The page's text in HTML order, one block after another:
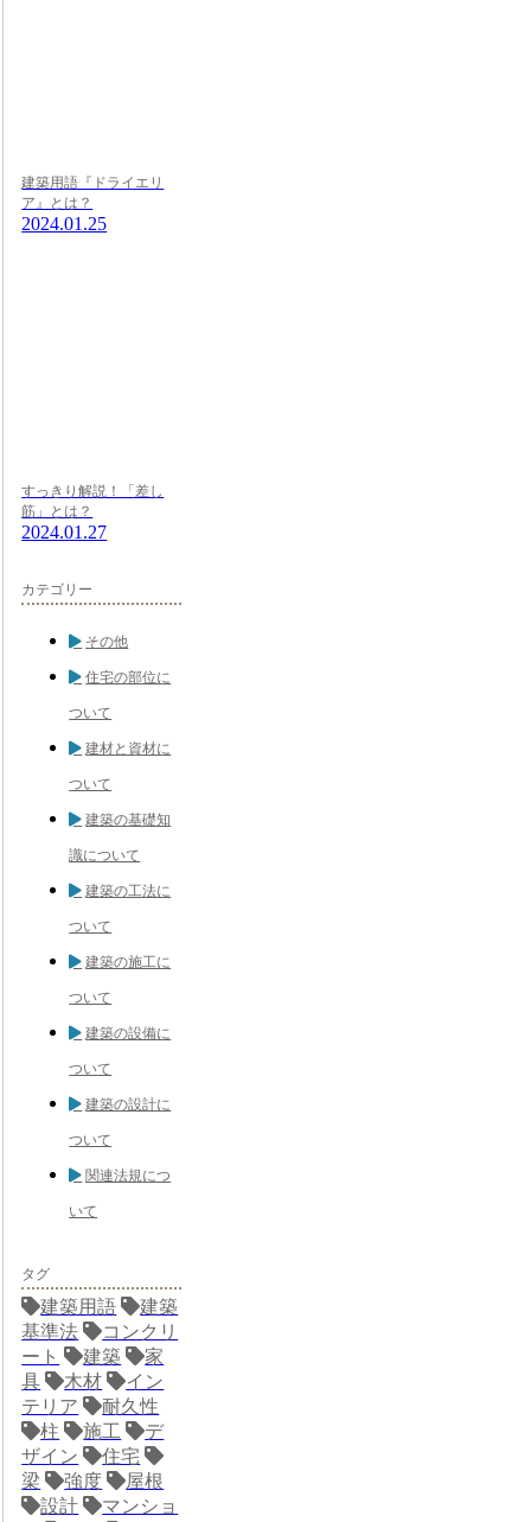
建築用語『ドライエリ
ア』とは？
2024.01.25
すっきり解説！「差し
筋」とは？
2024.01.27
カテゴリー
その他
住宅の部位に
ついて
建材と資材に
ついて
建築の基礎知
識について
建築の工法に
ついて
建築の施工に
ついて
建築の設備に
ついて
建築の設計に
ついて
関連法規につ
いて
タグ
建築用語
建築
基準法
コンクリ
ート
建築
家
具
木材
イン
テリア
耐久性
柱
施工
デ
ザイン
住宅
梁
強度
屋根
設計
マンショ